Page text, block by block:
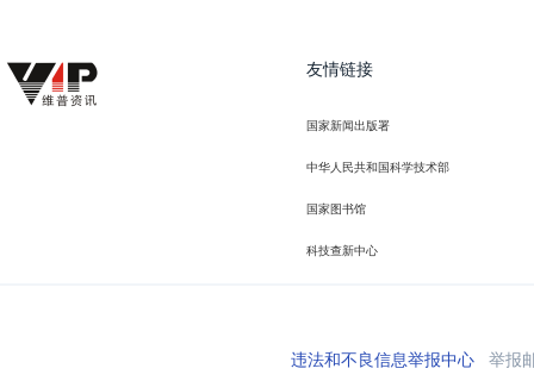
友情链接
国家新闻出版署
中华人民共和国科学技术部
国家图书馆
科技查新中心
违法和不良信息举报中心举报